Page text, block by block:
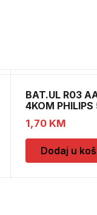
BAT.UL R03
4KOM
1,70 KM
Dodaj u